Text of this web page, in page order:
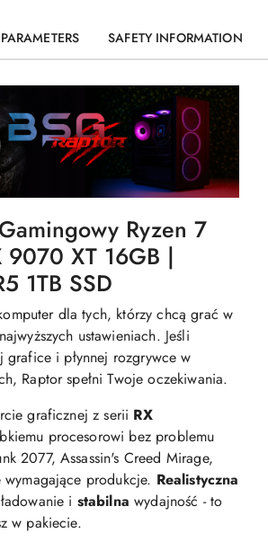
PARAMETERS SAFETY INFORMATION
Ryzen 7
9070 XT 16GB |
1TB SSD
dla tych, którzy chcą grać w
ustawieniach. Jeśli
grafice i płynnej rozgrywce w
Raptor spełni Twoje oczekiwania.
graficznej z serii RX
procesorowi bez problemu
2077, Assassin's Creed Mirage,
produkcje. Realistyczna
ładowanie i stabilna wydajność - to
w pakiecie.